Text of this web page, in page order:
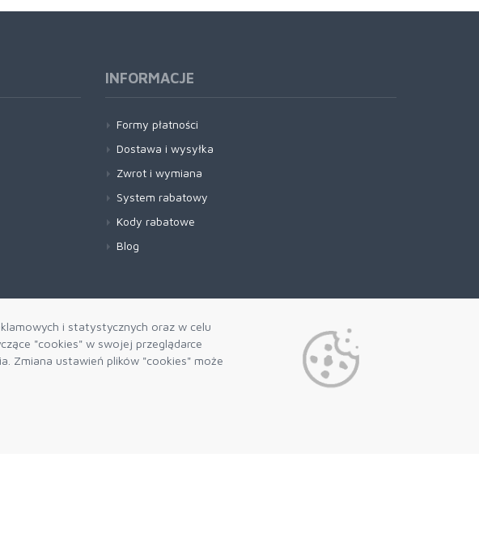
i statystycznych oraz w celu
"cookies" w swojej przeglądarce
Zmiana ustawień plików "cookies" może
INFORMACJE
Formy płatności
Dostawa i wysyłka
Zwrot i wymiana
System rabatowy
Kody rabatowe
Blog